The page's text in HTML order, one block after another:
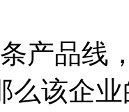
保
产品线
么该企